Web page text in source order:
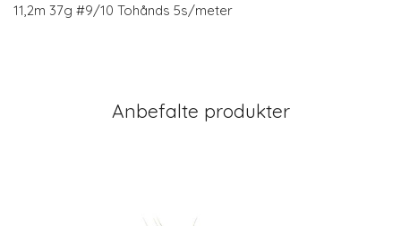
11,2m 37g #9/10 Tohånds 5s/meter
Anbefalte produkter